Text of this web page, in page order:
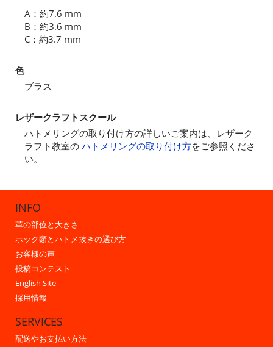
A：約7.6 mm
B：約3.6 mm
C：約3.7 mm
色
ブラス
レザークラフトスクール
ハトメリングの取り付け方の詳しいご案内は、レザーク
ラフト教室の ハトメリングの取り付け方をご参照くださ
い。
INFO
革の部位と大きさ
ホック類とハトメ抜きの選び方
お客様の声
投稿コンテスト
English Site
採用情報
SERVICES
配送やお支払い方法